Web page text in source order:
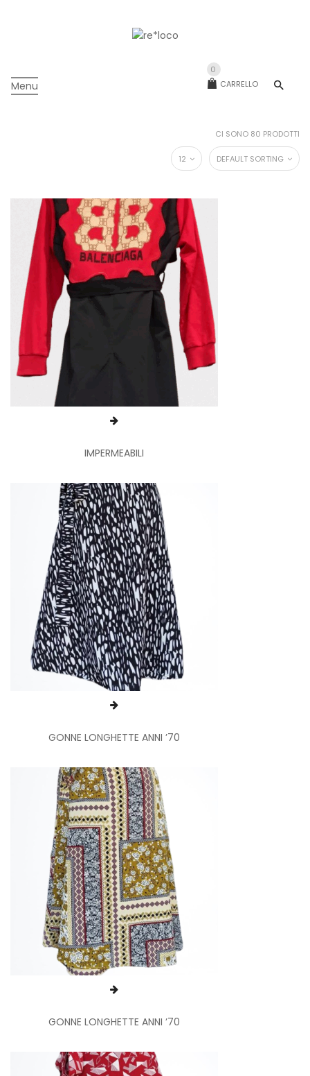
Menu CARRELLO
0
CI SONO 80 PRODOTTI
DEFAULT SORTING
12
IMPERMEABILI
GONNE LONGHETTE ANNI ’70
GONNE LONGHETTE ANNI ’70